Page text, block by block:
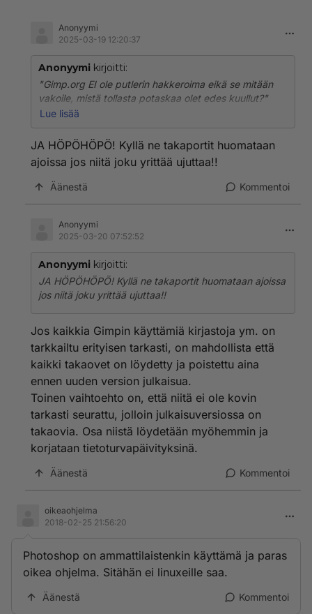
Anonyymi
2025-03-19 12:20:37
Anonyymi kirjoitti:
"Gimp.org EI ole putlerin hakkeroima eikä se mitään
vakoile, mistä tollasta potaskaa olet edes kuullut?"
source -ohjelmistoista on löydetty yhteensä 700 000
niihin ujutettua haittaohjelmaa. Näistä suurin osa, eli
500 000 löydettiin viime vuoden aikana. Kyse
todennäköisesti on Venäjän kybersotatoimista, eli
Putinin hakkerit pyrkivät ujuttamaan takaovia ja
Gimpissä koodia ja kontribuutioita on todella paljon,
koodia ilman että kukaan huomaa.
Lue lisää
JA HÖPÖHÖPÖ! Kyllä ne takaportit huomataan
ajoissa jos niitä joku yrittää ujuttaa!!
Äänestä Kommentoi
Anonyymi
2025-03-20 07:52:52
Anonyymi kirjoitti:
JA HÖPÖHÖPÖ! Kyllä ne takaportit huomataan ajoissa
jos niitä joku yrittää ujuttaa!!
Jos kaikkia Gimpin käyttämiä kirjastoja ym. on
tarkkailtu erityisen tarkasti, on mahdollista että
kaikki takaovet on löydetty ja poistettu aina
ennen uuden version julkaisua.
Toinen vaihtoehto on, että niitä ei ole kovin
tarkasti seurattu, jolloin julkaisuversiossa on
takaovia. Osa niistä löydetään myöhemmin ja
korjataan tietoturvapäivityksinä.
Äänestä Kommentoi
oikeaohjelma
2018-02-25 21:56:20
Photoshop on ammattilaistenkin käyttämä ja paras
oikea ohjelma. Sitähän ei linuxeille saa.
Äänestä Kommentoi